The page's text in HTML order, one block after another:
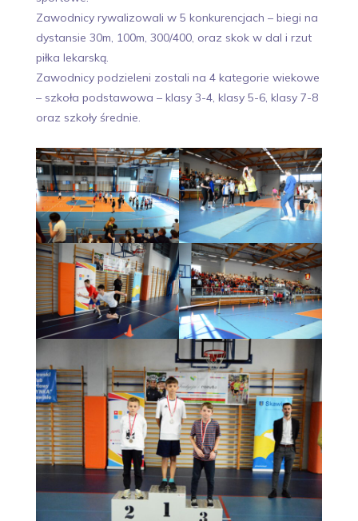
Zawodnicy rywalizowali w 5 konkurencjach – biegi na
dystansie 30m, 100m, 300/400, oraz skok w dal i rzut
piłka lekarską.
Zawodnicy podzieleni zostali na 4 kategorie wiekowe
– szkoła podstawowa – klasy 3-4, klasy 5-6, klasy 7-8
oraz szkoły średnie.